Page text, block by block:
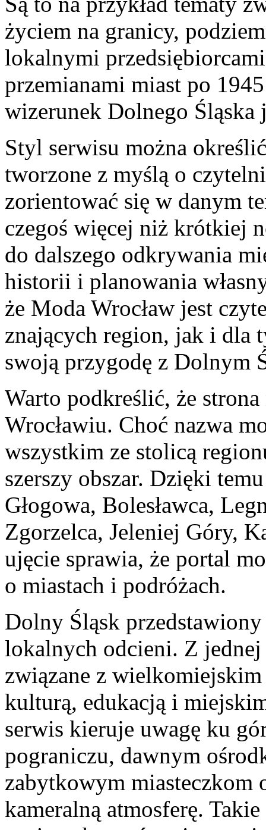
życiem na granicy,
lokalnymi
przemianami miast po
wizerunek Dolnego
Styl serwisu można
tworzone z myślą o
zorientować się w danym
czegoś więcej niż krótkiej
do dalszego odkrywania
historii i planowania
że Moda Wrocław jest
znających region, jak i dla
swoją przygodę z Dolnym
Warto podkreślić, że
Wrocławiu. Choć nazwa
wszystkim ze stolicą
szerszy obszar. Dzięki
Głogowa, Bolesławca,
Zgorzelca, Jeleniej Góry,
ujęcie sprawia, że portal
o miastach i podróżach.
Dolny Śląsk
lokalnych odcieni. Z
związane z
kulturą, edukacją i
serwis kieruje uwagę ku
pograniczu, dawnym
zabytkowym miasteczkom
kameralną atmosferę.